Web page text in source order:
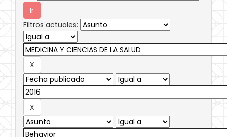
Filtros actuales: